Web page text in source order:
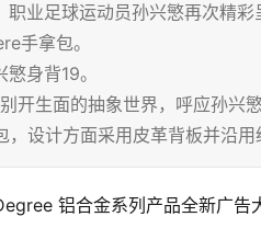
业足球运动员孙兴慜再次精
手拿包。
身背19。
开生面的抽象世界，呼应孙兴
设计方面采用皮革背板并沿用
铝合金系列产品全新广告